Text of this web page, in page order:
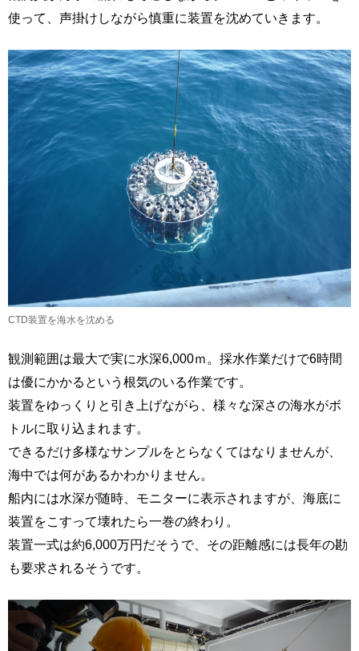
使って、声掛けしながら慎重に装置を沈めていきます。
CTD装置を海水を沈める
観測範囲は最大で実に水深6,000ｍ。採水作業だけで6時間
は優にかかるという根気のいる作業です。
装置をゆっくりと引き上げながら、様々な深さの海水がボ
トルに取り込まれます。
できるだけ多様なサンプルをとらなくてはなりませんが、
海中では何があるかわかりません。
船内には水深が随時、モニターに表示されますが、海底に
装置をこすって壊れたら一巻の終わり。
装置一式は約6,000万円だそうで、その距離感には長年の勘
も要求されるそうです。